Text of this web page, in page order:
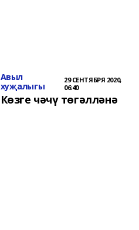
Авыл
хуҗалыгы
29 СЕНТЯБРЯ 2020,
06:40
Көзге чәчү төгәлләнә